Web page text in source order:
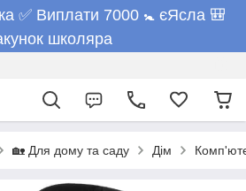
✅ Виплати 7000 🚼 єЯсла 🎒
школяра
🏡 Для дому та саду Дім